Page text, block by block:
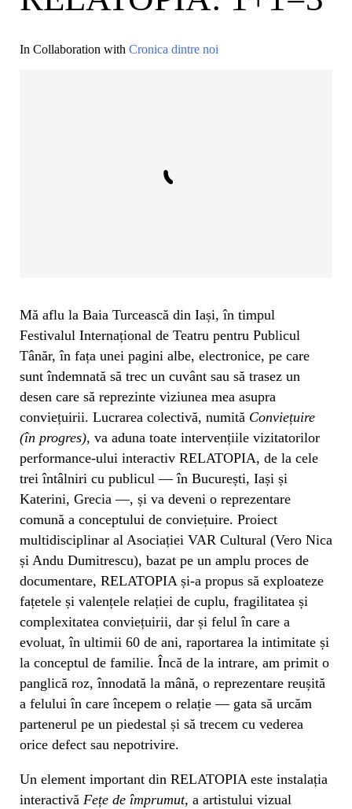
In Collaboration with Cronica dintre noi
Mă aflu la Baia Turcească din Iași, în timpul
Festivalul Internațional de Teatru pentru Publicul
Tânăr, în fața unei pagini albe, electronice, pe care
sunt îndemnată să trec un cuvânt sau să trasez un
desen care să reprezinte viziunea mea asupra
conviețuirii. Lucrarea colectivă, numită Conviețuire
(în progres), va aduna toate intervențiile vizitatorilor
performance-ului interactiv RELATOPIA, de la cele
trei întâlniri cu publicul — în București, Iași și
Katerini, Grecia —, și va deveni o reprezentare
comună a conceptului de conviețuire. Proiect
multidisciplinar al Asociației VAR Cultural (Vero Nica
și Andu Dumitrescu), bazat pe un amplu proces de
documentare, RELATOPIA și-a propus să exploateze
fațetele și valențele relației de cuplu, fragilitatea și
complexitatea conviețuirii, dar și felul în care a
evoluat, în ultimii 60 de ani, raportarea la intimitate și
la conceptul de familie. Încă de la intrare, am primit o
panglică roz, înnodată la mână, o reprezentare reușită
a felului în care începem o relație — gata să urcăm
partenerul pe un piedestal și să trecem cu vederea
orice defect sau nepotrivire.
Un element important din RELATOPIA este instalația
interactivă Fețe de împrumut, a artistului vizual